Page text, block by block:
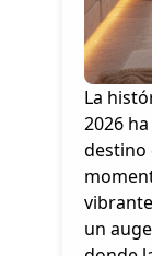
La
2026
destino
un